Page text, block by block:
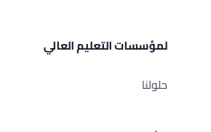
لمؤسسات التعليم العالي
حلولنا